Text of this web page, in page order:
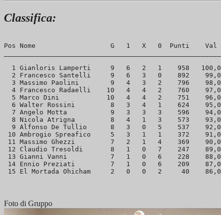
Classifica:
Pos Nome                   G   1   X   0  Punti    Val
1 Gianloris Lamperti     9   6   2   1    958
2 Francesco Santelli     9   6   3   0    892
3 Massimo Paolini        9   4   3   2    796
4 Francesco Radaelli    10   4   4   2    760
5 Marco Dini            10   4   4   2    751
6 Walter Rossini         8   3   4   1    624
7 Angelo Motta           9   3   3   3    596
8 Nicola Atrigna         8   4   1   3    573
9 Alfonso De Tullio      8   3   0   5    537
10 Ambrogio Spreafico     5   3   1   1    372
11 Massimo Ghezzi         7   2   1   4    369    90,0
12 Claudio Tresoldi       8   1   0   7    247    89,0
13 Gianni Vanni           7   1   0   6    228    88,0
14 Ennio Preziati         7   1   0   6    209    87,0
Foto di Gruppo